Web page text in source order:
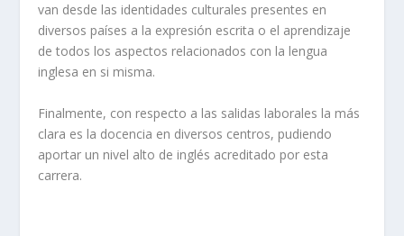
van desde las identidades culturales presentes en
diversos países a la expresión escrita o el aprendizaje
de todos los aspectos relacionados con la lengua
inglesa en si misma.
Finalmente, con respecto a las salidas laborales la más
clara es la docencia en diversos centros, pudiendo
aportar un nivel alto de inglés acreditado por esta
carrera.